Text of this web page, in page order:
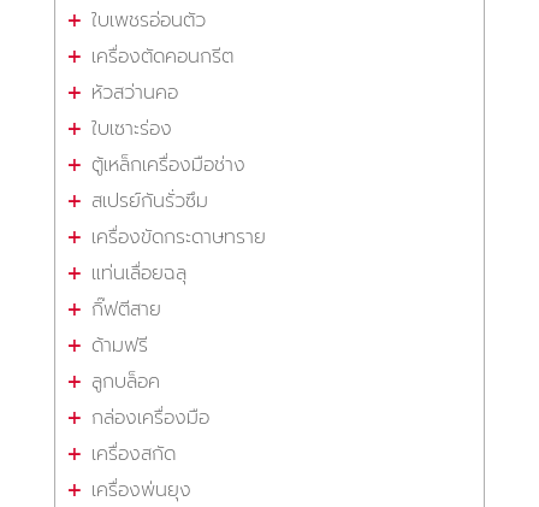
ใบเพชรอ่อนตัว
เครื่องตัดคอนกรีต
หัวสว่านคอ
ใบเซาะร่อง
ตู้เหล็กเครื่องมือช่าง
สเปรย์กันรั่วซึม
เครื่องขัดกระดาษทราย
แท่นเลื่อยฉลุ
กิ๊ฟตีสาย
ด้ามฟรี
ลูกบล็อค
กล่องเครื่องมือ
เครื่องสกัด
เครื่องพ่นยุง